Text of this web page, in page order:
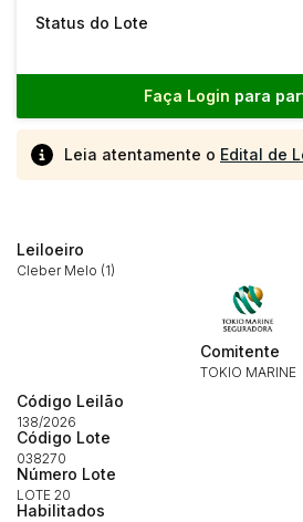
Status do Lote
Faça Login para
Leia atentamente o Edital de
Leiloeiro
Cleber Melo (1)
Comitente
TOKIO MARINE
Código Leilão
138/2026
Código Lote
038270
Número Lote
LOTE 20
Habilitados
Envie sua Proposta
(Art. 895, CPC)
Histórico de Propostas
Clique aqui para fazer login
Habilite-se para efetuar lances